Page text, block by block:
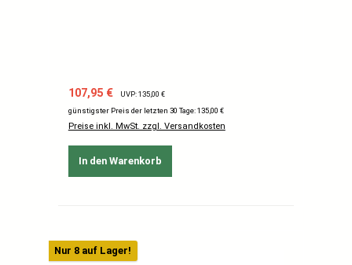
Verkaufspreis:
107,95 € Regulärer Preis:
UVP: 135,00 €
günstigster Preis der letzten 30 Tage: 135,00 €
Preise inkl. MwSt. zzgl. Versandkosten
In den Warenkorb
Nur 8 auf Lager!